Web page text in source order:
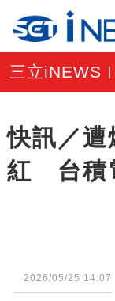
三立iNEWS
快訊／
紅 台積
2026/05/25 14:07